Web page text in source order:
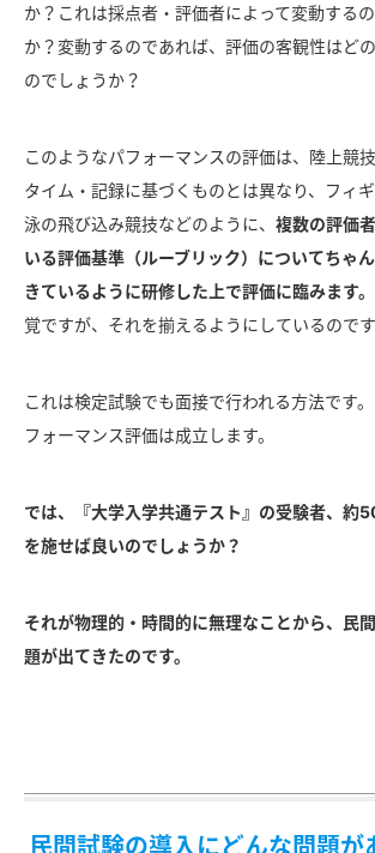
か？これは採点者・評価者によって変動する
か？変動するのであれば、評価の客観性はど
のでしょうか？
このようなパフォーマンスの評価は、陸上競
タイム・記録に基づくものとは異なり、フィ
泳の飛び込み競技などのように、 複数の評価
いる評価基準（ルーブリック）についてちゃ
きているように研修した上で評価に臨みます。
覚ですが、それを揃えるようにしているのです
これは検定試験でも面接で行われる方法です
フォーマンス評価は成立します。
では、『大学入学共通テスト』の受験者、約
を施せば良いのでしょうか？
それが物理的・時間的に無理なことから、民
題が出てきたのです。